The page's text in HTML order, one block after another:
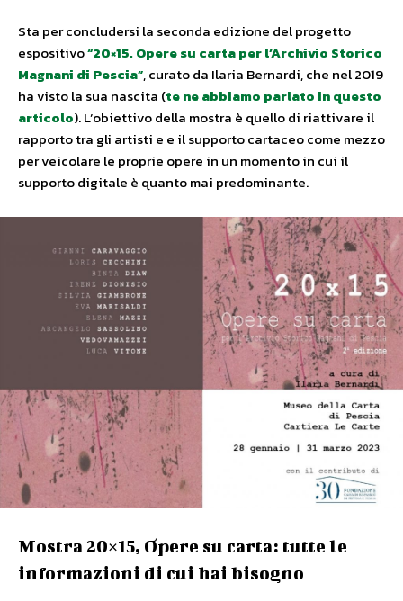
Sta per concludersi la seconda edizione del progetto
espositivo“20×15. Opere su carta per l’Archivio Storico
Magnani di Pescia”, curato da Ilaria Bernardi, che nel 2019
ha visto la sua nascita (te ne abbiamo parlato in questo
articolo). L’obiettivo della mostra è quello di riattivare il
rapporto tra gli artisti e e il supporto cartaceo come mezzo
per veicolare le proprie opere in un momento in cui il
supporto digitale è quanto mai predominante.
Mostra 20×15, Opere su carta: tutte le
informazioni di cui hai bisogno